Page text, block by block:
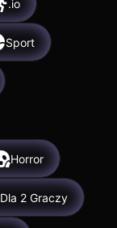
.io
Sport
Horror
Dla 2 Graczy